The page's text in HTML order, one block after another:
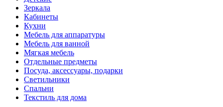
Зеркала
Кабинеты
Кухни
Мебель для аппаратуры
Мебель для ванной
Мягкая мебель
Отдельные предметы
Посуда, аксессуары, подарки
Светильники
Спальни
Текстиль для дома